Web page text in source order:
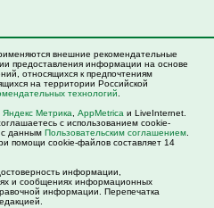
внешние рекомендательные
предоставления информации на основе
относящихся к предпочтениям
на территории Российской
технологий
Яндекс Метрика AppMetrica и LiveInternet.
с использованием cookie-
с данным Пользовательским соглашением
помощи cookie-файлов составляет 14
информации,
и сообщениях информационных
информации. Перепечатка